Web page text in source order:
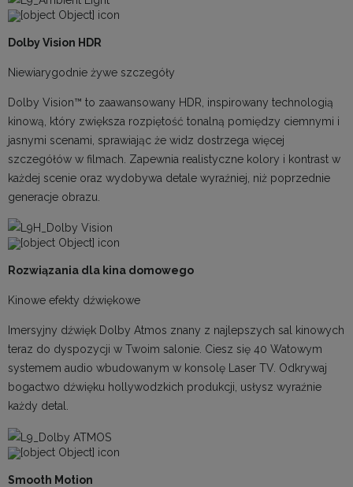
Dolby Vision HDR
Niewiarygodnie żywe szczegóły
Dolby Vision™ to zaawansowany HDR, inspirowany technologią
kinową, który zwiększa rozpiętość tonalną pomiędzy ciemnymi i
jasnymi scenami, sprawiając że widz dostrzega więcej
szczegółów w filmach. Zapewnia realistyczne kolory i kontrast w
każdej scenie oraz wydobywa detale wyraźniej, niż poprzednie
generacje obrazu.
Rozwiązania dla kina domowego
Kinowe efekty dźwiękowe
Imersyjny dźwięk Dolby Atmos znany z najlepszych sal kinowych
teraz do dyspozycji w Twoim salonie. Ciesz się 40 Watowym
systemem audio wbudowanym w konsolę Laser TV. Odkrywaj
bogactwo dźwięku hollywodzkich produkcji, usłysz wyraźnie
każdy detal.
Smooth Motion